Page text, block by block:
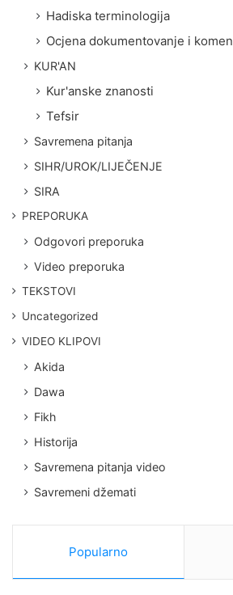
Hadiska terminologija
Ocjena dokumentovanje i
KUR'AN
Kur'anske znanosti
Tefsir
Savremena pitanja
SIHR/UROK/LIJEČENJE
SIRA
PREPORUKA
Odgovori preporuka
Video preporuka
TEKSTOVI
Uncategorized
VIDEO KLIPOVI
Akida
Dawa
Fikh
Historija
Savremena pitanja video
Savremeni džemati
Popularno